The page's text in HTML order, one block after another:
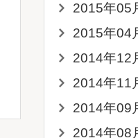
2015年05
2015年04
2014年12
2014年11
2014年09
2014年08